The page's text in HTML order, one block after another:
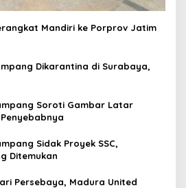
Mandiri ke Porprov Jatim
Dikarantina di Surabaya,
Soroti Gambar Latar
Sidak Proyek SSC,
Ditemukan
Persebaya, Madura United